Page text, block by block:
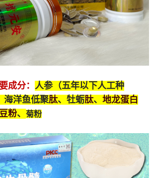
成分： 人参（五年以下人工种
海洋鱼低聚肽、牡蛎肽、 地龙蛋白
粉、 菊粉